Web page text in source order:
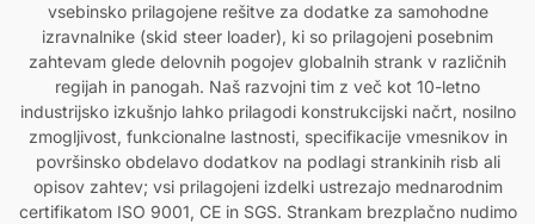
vsebinsko prilagojene rešitve za dodatke za samohodne
izravnalnike (skid steer loader), ki so prilagojeni posebnim
zahtevam glede delovnih pogojev globalnih strank v različnih
regijah in panogah. Naš razvojni tim z več kot 10-letno
industrijsko izkušnjo lahko prilagodi konstrukcijski načrt, nosilno
zmogljivost, funkcionalne lastnosti, specifikacije vmesnikov in
površinsko obdelavo dodatkov na podlagi strankinih risb ali
opisov zahtev; vsi prilagojeni izdelki ustrezajo mednarodnim
certifikatom ISO 9001, CE in SGS. Strankam brezplačno nudimo